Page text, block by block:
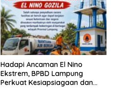
Hadapi Ancaman El Nino
Ekstrem, BPBD Lampung
Perkuat Kesiapsiagaan dan